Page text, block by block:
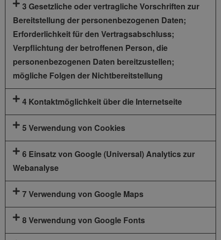
3 Gesetzliche oder vertragliche Vorschriften zur
Bereitstellung der personenbezogenen Daten;
Erforderlichkeit für den Vertragsabschluss;
Verpflichtung der betroffenen Person, die
personenbezogenen Daten bereitzustellen;
mögliche Folgen der Nichtbereitstellung
4 Kontaktmöglichkeit über die Internetseite
5 Verwendung von Cookies
6 Einsatz von Google (Universal) Analytics zur
Webanalyse
7 Verwendung von Google Maps
8 Verwendung von Google Fonts